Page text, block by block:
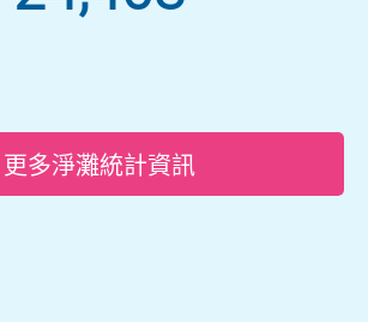
更多淨灘統計資訊